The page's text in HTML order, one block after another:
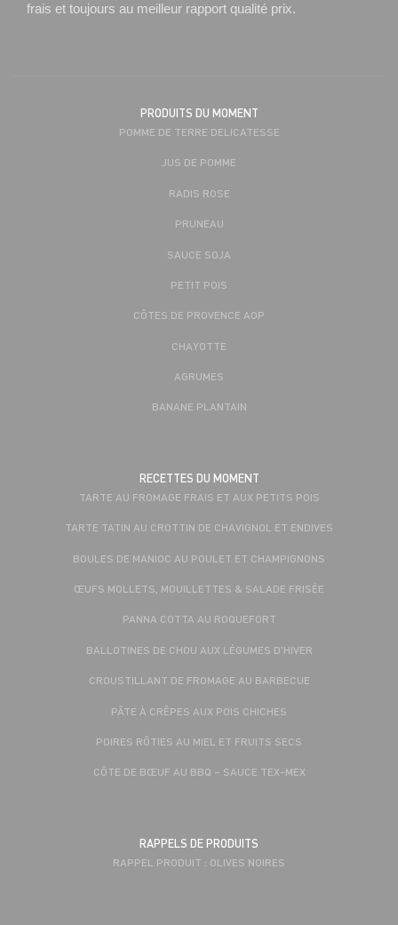
frais et toujours au meilleur rapport qualité prix.
PRODUITS DU MOMENT
POMME DE TERRE DELICATESSE
JUS DE POMME
RADIS ROSE
PRUNEAU
SAUCE SOJA
PETIT POIS
CÔTES DE PROVENCE AOP
CHAYOTTE
AGRUMES
BANANE PLANTAIN
RECETTES DU MOMENT
TARTE AU FROMAGE FRAIS ET AUX PETITS POIS
TARTE TATIN AU CROTTIN DE CHAVIGNOL ET ENDIVES
BOULES DE MANIOC AU POULET ET CHAMPIGNONS
ŒUFS MOLLETS, MOUILLETTES & SALADE FRISÉE
PANNA COTTA AU ROQUEFORT
BALLOTINES DE CHOU AUX LÉGUMES D'HIVER
CROUSTILLANT DE FROMAGE AU BARBECUE
PÂTE À CRÊPES AUX POIS CHICHES
POIRES RÔTIES AU MIEL ET FRUITS SECS
CÔTE DE BŒUF AU BBQ – SAUCE TEX-MEX
RAPPELS DE PRODUITS
RAPPEL PRODUIT : OLIVES NOIRES